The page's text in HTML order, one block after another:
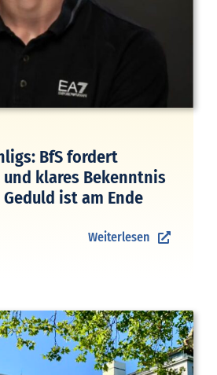
BfS fordert
und klares Bekenntnis
ist am Ende
Weiterlesen